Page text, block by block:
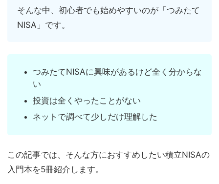
そんな中、初心者でも始めやすいのが「つみたて
NISA」です。
つみたてNISAに興味があるけど全く分からな
い
投資は全くやったことがない
ネットで調べて少しだけ理解した
この記事では、そんな方におすすめしたい積立NISAの
入門本を5冊紹介します。